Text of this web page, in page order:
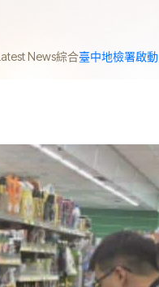
醫美實測 旅遊
親子文教
News綜合臺中地檢署啟